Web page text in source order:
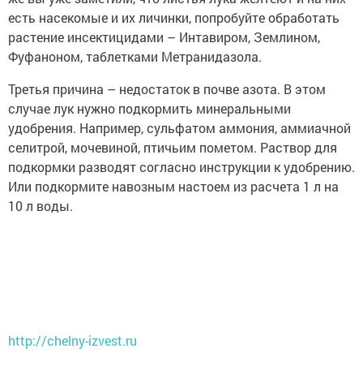
есть насекомые и их личинки, попробуйте обработать
растение инсектицидами – Интавиром, Землином,
Фуфаноном, таблетками Метранидазола.
Третья причина – недостаток в почве азота. В этом
случае лук нужно подкормить минеральными
удобрения. Например, сульфатом аммония, аммиачной
селитрой, мочевиной, птичьим пометом. Раствор для
подкормки разводят согласно инструкции к удобрению.
Или подкормите навозным настоем из расчета 1 л на
10 л воды.
http://chelny-izvest.ru